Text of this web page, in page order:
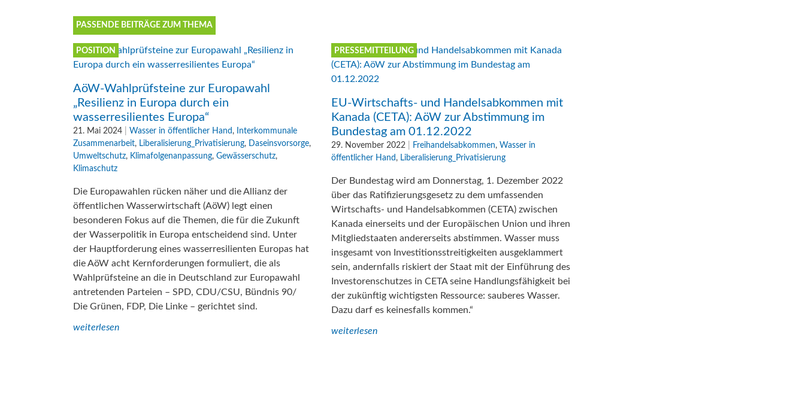
PASSENDE BEITRÄGE ZUM THEMA
POSITION
AöW-Wahlprüfsteine zur Europawahl
„Resilienz in Europa durch ein
wasserresilientes Europa“
21. Mai 2024 Wasser in öffentlicher Hand , Interkommunale
Zusammenarbeit, Liberalisierung_Privatisierung, Daseinsvorsorge,
Umweltschutz, Klimafolgenanpassung, Gewässerschutz,
Klimaschutz
Die Europawahlen rücken näher und die Allianz der
öffentlichen Wasserwirtschaft (AöW) legt einen
besonderen Fokus auf die Themen, die für die Zukunft
der Wasserpolitik in Europa entscheidend sind. Unter
der Hauptforderung eines wasserresilienten Europas hat
die AöW acht Kernforderungen formuliert, die als
Wahlprüfsteine an die in Deutschland zur Europawahl
antretenden Parteien – SPD, CDU/CSU, Bündnis 90/
Die Grünen, FDP, Die Linke – gerichtet sind.
weiterlesen
PRESSEMITTEILUNG
EU-Wirtschafts- und Handelsabkommen mit
Kanada (CETA): AöW zur Abstimmung im
Bundestag am 01.12.2022
29. November 2022 Freihandelsabkommen, Wasser in
öffentlicher Hand , Liberalisierung_Privatisierung
Der Bundestag wird am Donnerstag, 1. Dezember 2022
über das Ratifizierungsgesetz zu dem umfassenden
Wirtschafts- und Handelsabkommen (CETA) zwischen
Kanada einerseits und der Europäischen Union und ihren
Mitgliedstaaten andererseits abstimmen. Wasser muss
insgesamt von Investitionsstreitigkeiten ausgeklammert
sein, andernfalls riskiert der Staat mit der Einführung des
Investorenschutzes in CETA seine Handlungsfähigkeit bei
der zukünftig wichtigsten Ressource: sauberes Wasser.
Dazu darf es keinesfalls kommen.“
weiterlesen